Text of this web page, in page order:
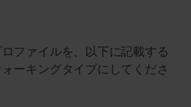
ファイルを、以下に記載する
ーキングタイプにしてくださ